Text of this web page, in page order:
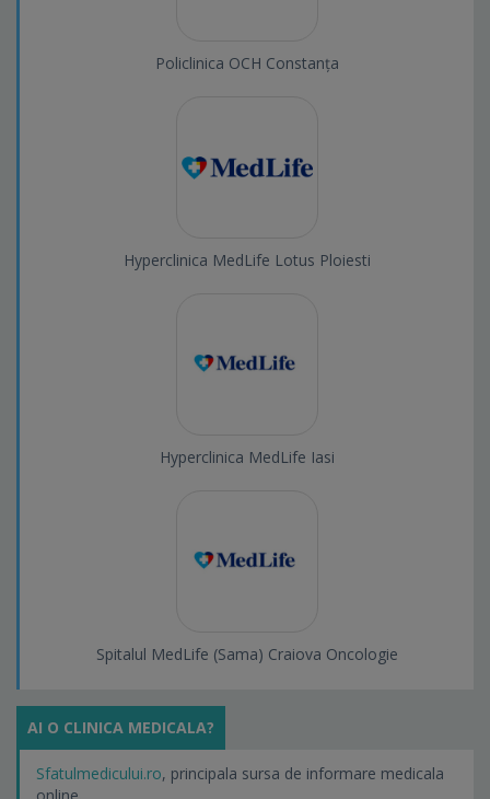
Policlinica OCH Constanța
Hyperclinica MedLife Lotus Ploiesti
Hyperclinica MedLife Iasi
Spitalul MedLife (Sama) Craiova Oncologie
AI O CLINICA MEDICALA?
Sfatulmedicului.ro, principala sursa de informare medicala